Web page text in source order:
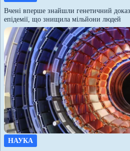
Вчені вперше знайшли генетичний
епідемії, що знищила мільйони людей
НАУКА